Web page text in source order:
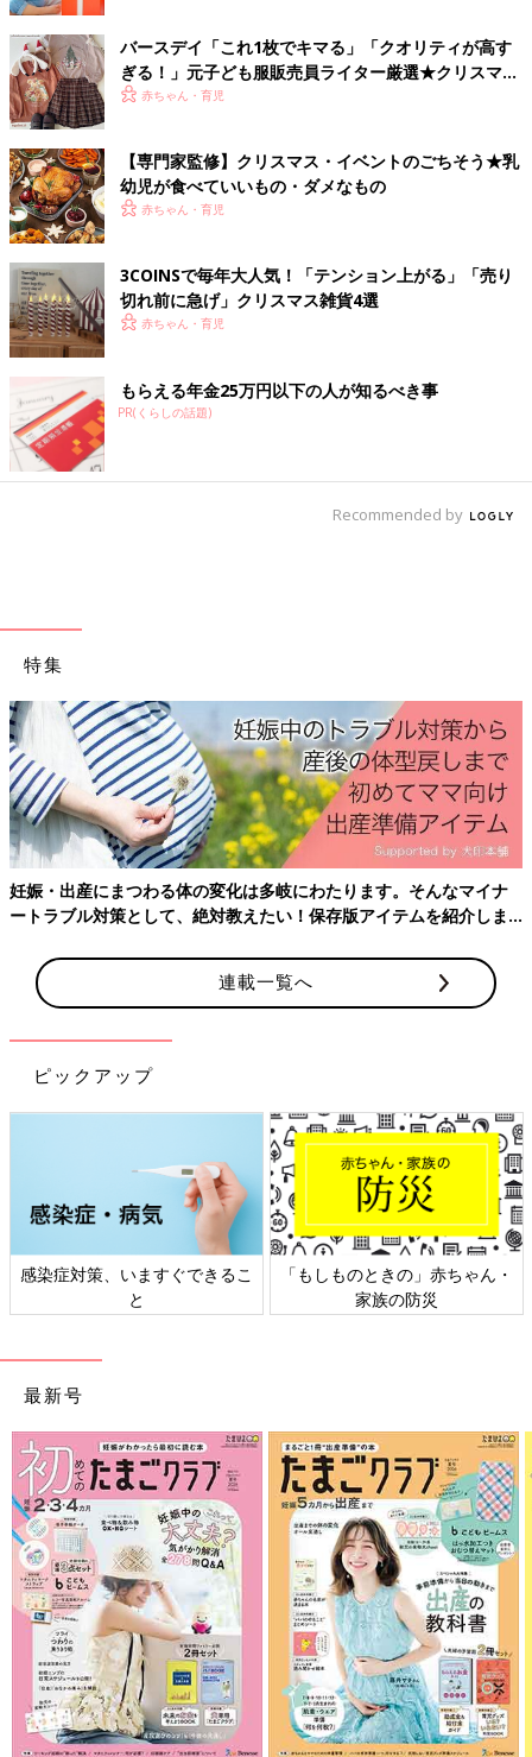
画像提供：イケア・ジャパン
ホワイトを基調にした空間に、ポイントに散りばめられた鮮やか
なカラーが、ハイセンスでオトナっぽいですね。ひとつひとつの
アイテムはシンプルながらも、あたたかみを感じられる北欧らし
いデザインです。
キッズエプロンやアドベントカレンダーも
――今回のクリスマスコレクションの中で、お子さんをお持ちの
たまひよの読者さんにオススメのアイテムはありますか？
▲VINTERFEST ヴィンテルフェスト 子ども用エプロン
「北欧らしさが感じられるキュートな柄のエプロンです。面ファ
スナー留めのため、お子様ひとりでも簡単に着脱可能です」
▲VINTERFEST ヴィンテルフェスト クッキー型5個 缶入り
「クリスマスのお菓子作りが楽しくなるクッキー型のセット。ク
ッキーが焼けたら、ぜひお子様と一緒にデコレーションを楽しん
でください。クッキー型を収納できるボックスが付いています」
バースデイ「これ1枚でキマる」「クオリティが高す
ぎる！」元子ども服販売員ライター厳選★クリスマス
アイテム5選
赤ちゃん・育児
【専門家監修】クリスマス・イベントのごちそう★乳
幼児が食べていいもの・ダメなもの
赤ちゃん・育児
3COINSで毎年大人気！「テンション上がる」「売り
切れ前に急げ」クリスマス雑貨4選
赤ちゃん・育児
もらえる年金25万円以下の人が知るべき事
PR(くらしの話題)
Recommended by
特集
妊娠・出産にまつわる体の変化は多岐にわたります。そんなマイナ
ートラブル対策として、絶対教えたい！保存版アイテムを紹介しま
連載一覧へ
ピックアップ
感染症対策、いますぐできるこ
と
「もしものときの」赤ちゃん・
家族の防災
最新号